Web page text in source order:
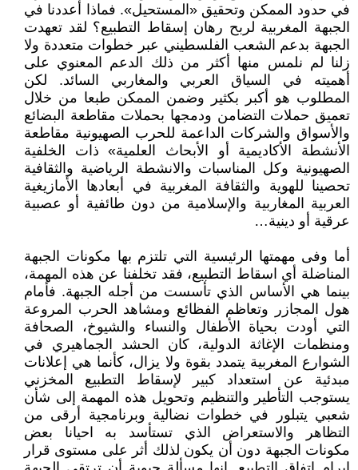
في حدود الممكن وتحقيق «المستحيل». فماذا أعددنا في
الجبهة المغربية لربح رهان إسقاط التطبيع؟ لقد تعهدت
الجبهة بدعم الشعب الفلسطيني عبر خطوات متعددة ولا
زلنا لم نلمس منها أكثر من ذلك الدعم المعنوي على
أهميته في السياق العربي والمغاربي السائد. لكن
المطلوب هو أكبر بكثير وضمن الممكن طبعا من خلال
تعميق حملات التضامن ودمجها بحملات مقاطعة البضائع
والأسواق والشركات الداعمة للحرب الصهيونية مقاطعة
الأنشطة الأكاديمية أو الأبحاث العلمية» ذات الخلفية
الصهيونية وكل المناسبات والانشطة الرياضية والثقافية
تحصينا للهوية والثقافة المغربية في أبعادها الأمازيغية
العربية المغاربية والإسلامية من دون طائفية أو عصبية
عرقية أو دينية…
أما وفى مهمتها الرئيسية التي تلتزم بها مكونات الجبهة
المناضلة أي اسقاط التطبيع، فقد تخلفنا عن هذه المهمة،
بينما هي الأساس الذي تأسست من أجله الجبهة. فأمام
هول المجازر وتعاظم الفظائع ومشاهد الحرب المروعة
التي أودت بحياة الأطفال والنساء والشيوخ، الصحافة
ومنظمات الإغاثة الدولية، كان الحشد الجماهيري في
الشوارع المغربية يتمدد بقوة ولا يزال، كأنما هي إعلانات
مبدئية عن استعداد كبير لإسقاط التطبيع المخزني
يستوجب التأطير والتنظيم وتحويل هذه المهمة إلى شأن
شعبي يتبلور في خطوات نضالية وبرنامجية أرقى من
التظاهر والاستعراض الذي تستأسد به احيانا بعض
مكونات الجبهة دون أن يكون لذلك أثر على مستوى قرار